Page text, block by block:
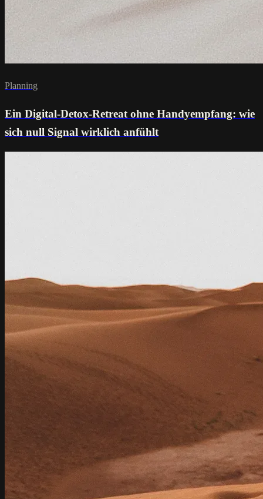
Planning
Ein Digital-Detox-Retreat ohne Handyempfang: wie
sich null Signal wirklich anfühlt